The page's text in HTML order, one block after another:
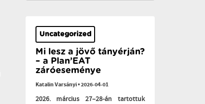
Uncategorized
Mi lesz a jövő tányérján?
– a Plan’EAT
záróeseménye
Katalin Varsányi•2026-04-01
2026. március 27–28-án tartottuk